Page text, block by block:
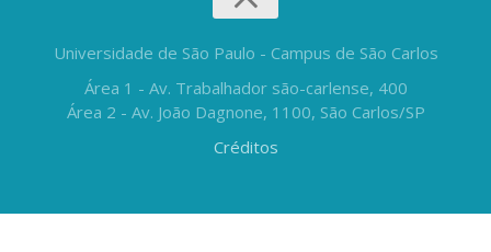
Universidade de São Paulo - Campus de São Carlos
Área 1 - Av. Trabalhador são-carlense, 400
Área 2 - Av. João Dagnone, 1100, São Carlos/SP
Créditos